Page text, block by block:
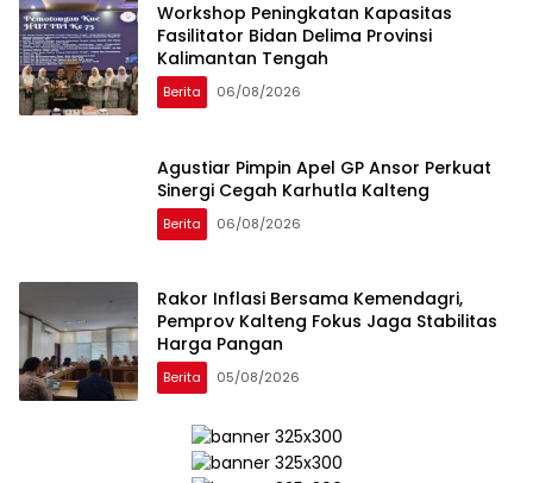
Workshop Peningkatan Kapasitas
Fasilitator Bidan Delima Provinsi
Kalimantan Tengah
Berita 06/08/2026
Agustiar Pimpin Apel GP Ansor Perkuat
Sinergi Cegah Karhutla Kalteng
Berita 06/08/2026
Rakor Inflasi Bersama Kemendagri,
Pemprov Kalteng Fokus Jaga Stabilitas
Harga Pangan
Berita 05/08/2026